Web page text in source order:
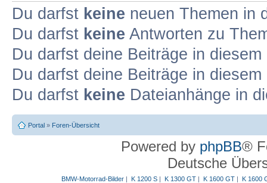
Du darfst keine neuen Themen in
Du darfst keine Antworten zu
Du darfst deine Beiträge in
Du darfst deine Beiträge in
Du darfst keine Dateianhänge in
Portal » Foren-Übersicht
Powered by phpBB®
Deutsche
BMW-Motorrad-Bilder| K 1200 S| K 1300 GT| K 1600 GT| K 1600